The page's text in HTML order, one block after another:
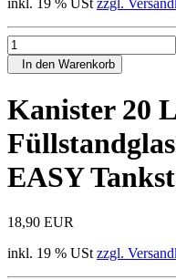
inkl. 19 % USt zzgl.
In den Warenkorb
Kanister 20
EASY
18,90 EUR
inkl. 19 % USt zzgl.